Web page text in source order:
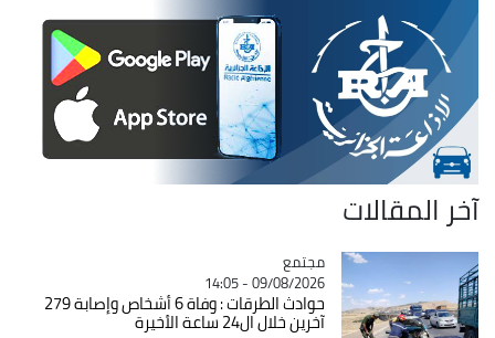
آخر المقالات
Catégorie
مجتمع
09/08/2026 - 14:05
حوادث الطرقات : وفاة 6 أشخاص وإصابة 279
آخرين خلال ال24 ساعة الأخيرة